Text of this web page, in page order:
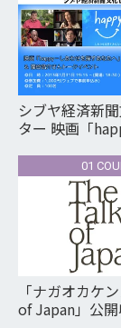
シブヤ経済新
ター 映画「
＆藻谷浩介さ
ント
01
「ナガオカケ
of Japan」公